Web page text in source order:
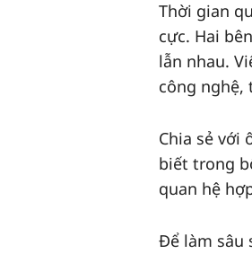
Thời gian
cực. Hai
lẫn nhau.
công nghệ,
Chia sẻ với
biết trong
quan hệ
Để làm sâu